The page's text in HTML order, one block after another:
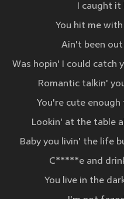
I caught it
You hit me
Ain't been
Was hopin' I could catch
Romantic talkin'
You're cute
Lookin' at the table
Baby you livin' the life
C*****e and
You live in the